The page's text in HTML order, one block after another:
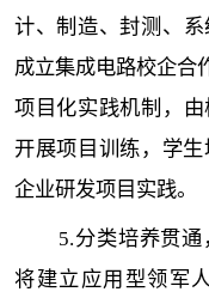
计、制造、封测、
成立集成电路校企合
项目化实践机制，
开展项目训练，学
企业研发项目实践。
5.分类培养贯
将建立应用型领军